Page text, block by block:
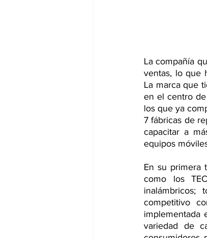
La compañía
ventas, lo que
La marca que
en el centro
los que ya
7 fábricas de
capacitar a
equipos
En su primera
como los
inalámbricos;
competitivo
implementada
variedad de